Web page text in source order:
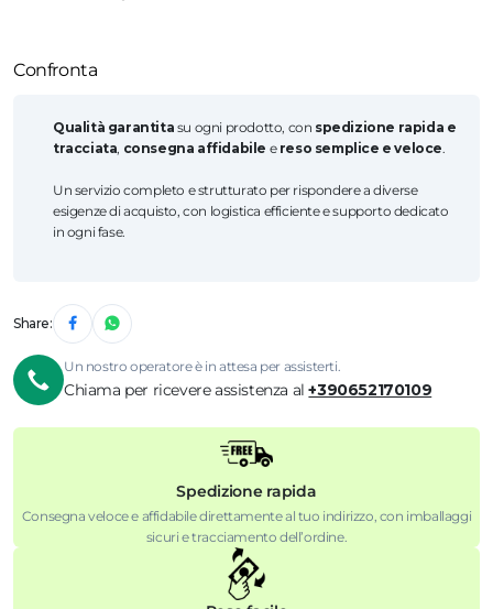
Confronta
Qualità garantita su ogni prodotto, con spedizione rapida e
tracciata, consegna affidabile e reso semplice e veloce.
Un servizio completo e strutturato per rispondere a diverse
esigenze di acquisto, con logistica efficiente e supporto dedicato
in ogni fase.
Share:
Un nostro operatore è in attesa per assisterti.
Chiama per ricevere assistenza al+390652170109
Spedizione rapida
Consegna veloce e affidabile direttamente al tuo indirizzo, con imballaggi
sicuri e tracciamento dell’ordine.